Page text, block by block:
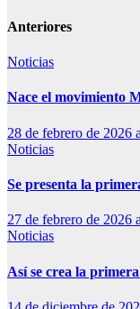
Anteriores
Noticias
Nace el movimiento
28 de febrero de 2026
Noticias
Se presenta la
27 de febrero de 2026
Noticias
Así se crea la